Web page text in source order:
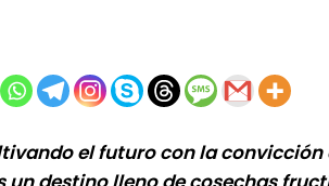
el futuro con la